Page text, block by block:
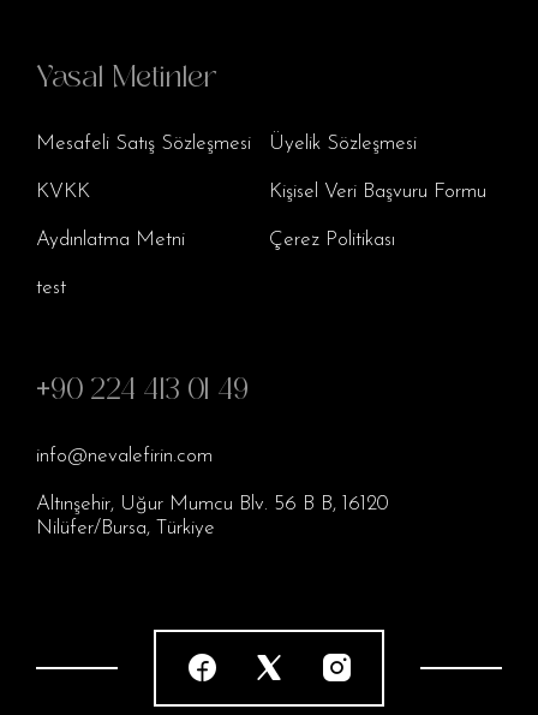
Yasal Metinler
Mesafeli Satış Sözleşmesi Üyelik Sözleşmesi
KVKK Kişisel Veri Başvuru Formu
Aydınlatma Metni Çerez Politikası
test
+90 224 413 01 49
info@nevalefirin.com
Altınşehir, Uğur Mumcu Blv. 56 B B, 16120
Nilüfer/Bursa, Türkiye